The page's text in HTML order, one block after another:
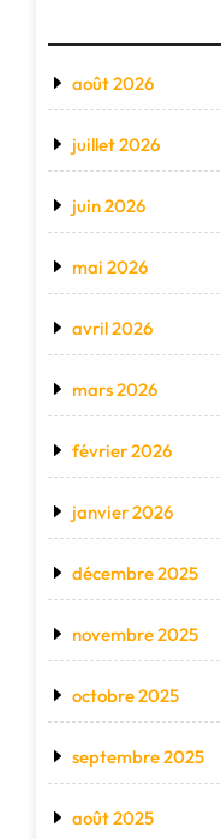
août 2026
juillet 2026
juin 2026
mai 2026
avril 2026
mars 2026
février 2026
janvier 2026
décembre 2025
novembre 2025
octobre 2025
septembre 2025
août 2025